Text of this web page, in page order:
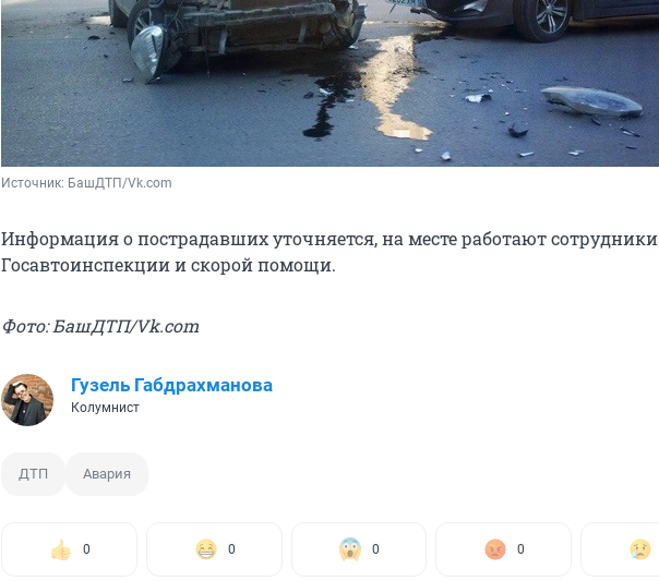
Источник: БашДТП/Vk.com
Информация о пострадавших уточняется, на месте работают сотрудники
Госавтоинспекции и скорой помощи.
Фото: БашДТП/Vk.com
Гузель Габдрахманова
Колумнист
ДТП Авария
0 0 0 0